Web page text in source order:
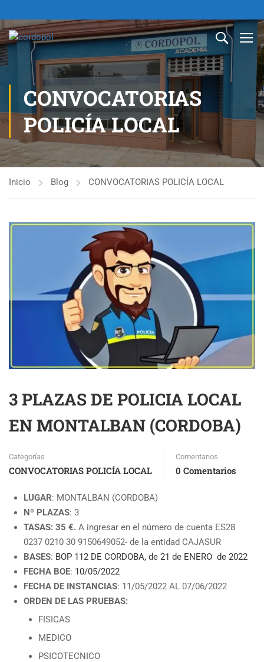
CONVOCATORIAS
POLICÍA LOCAL
Inicio Blog CONVOCATORIAS POLICÍA LOCAL
3 PLAZAS DE POLICIA LOCAL
EN MONTALBAN (CORDOBA)
Categorías
CONVOCATORIAS POLICÍA LOCAL
Comentarios
0 Comentarios
LUGAR: MONTALBAN (CORDOBA)
Nº PLAZAS: 3
TASAS: 35 €. A ingresar en el número de cuenta ES28
0237 0210 30 9150649052- de la entidad CAJASUR
BASES: BOP 112 DE CORDOBA, de 21 de ENERO de 2022
FECHA BOE: 10/05/2022
FECHA DE INSTANCIAS: 11/05/2022 AL 07/06/2022
ORDEN DE LAS PRUEBAS:
FISICAS
MEDICO
PSICOTECNICO